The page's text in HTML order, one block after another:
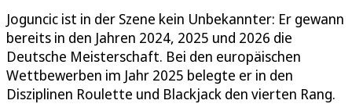
Joguncic ist in der Szene kein Unbekannter: Er gewann
bereits in den Jahren 2024, 2025 und 2026 die
Deutsche Meisterschaft. Bei den europäischen
Wettbewerben im Jahr 2025 belegte er in den
Disziplinen Roulette und Blackjack den vierten Rang.